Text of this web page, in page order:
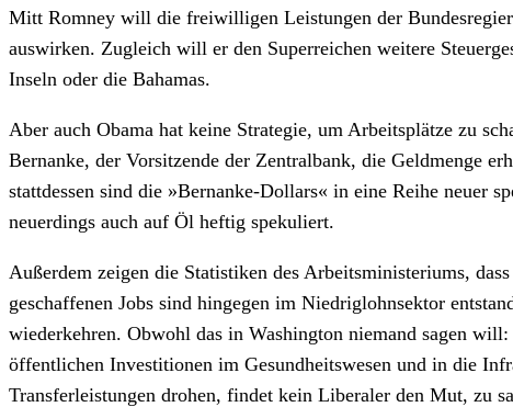
Mitt Romney will die freiwilligen Leistungen der
auswirken. Zugleich will er den Superreichen weitere
Inseln oder die Bahamas.
Aber auch Obama hat keine Strategie, um Arbeitsplätze zu
Bernanke, der Vorsitzende der Zentralbank, die Geldmenge
stattdessen sind die »Bernanke-Dollars« in eine Reihe neuer
neuerdings auch auf Öl heftig spekuliert.
Außerdem zeigen die Statistiken des Arbeitsministeriums,
geschaffenen Jobs sind hingegen im Niedriglohnsektor
wiederkehren. Obwohl das in Washington niemand sagen
öffentlichen Investitionen im Gesundheitswesen und in die
Transferleistungen drohen, findet kein Liberaler den Mut, zu